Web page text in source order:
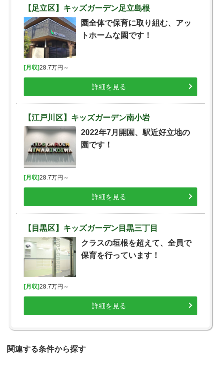
【足立区】キッズガーデン足立島根
園全体で保育に取り組む、アッ
トホームな園です！
[月収]28.7万円～
詳細を見る
【江戸川区】キッズガーデン南小岩
2022年7月開園、駅近好立地の
園です！
[月収]28.7万円～
詳細を見る
【目黒区】キッズガーデン目黒三丁目
クラスの垣根を超えて、全員で
保育を行っています！
[月収]28.7万円～
詳細を見る
関連する条件から探す